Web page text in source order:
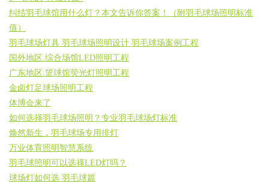
纠结羽毛球馆用什么灯？本文告诉你答案！（附羽毛球场照明标准
值）
羽毛球场灯具 羽毛球场照明设计 羽毛球场案例工程
国外地区.综合场馆LED照明工程
广东地区.篮球馆荧光灯照明工程
金卤灯足球场照明工程
体博会来了
如何选择羽毛球场照明？专业羽毛球场灯标准
焕然新生，羽毛球场专用排灯
万业体育照明智慧系统
羽毛球照明可以选择LED灯吗？
球场灯如何选 羽毛球篇